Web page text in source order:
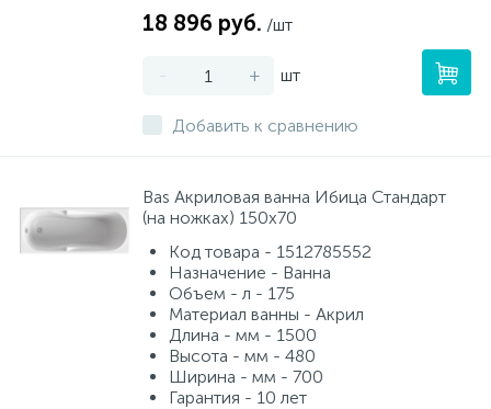
18 896 руб. /шт
- + шт
Добавить к сравнению
Bas Акриловая ванна Ибица Стандарт
(на ножках) 150х70
Код товара - 1512785552
Назначение - Ванна
Объем - л - 175
Материал ванны - Акрил
Длина - мм - 1500
Высота - мм - 480
Ширина - мм - 700
Гарантия - 10 лет